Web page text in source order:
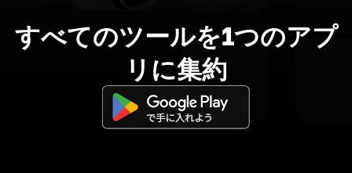
すべてのツールを1つのアプ
リに集約